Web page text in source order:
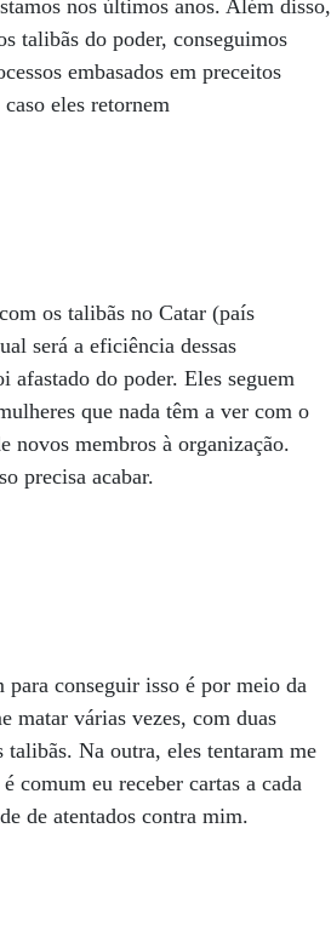
nos últimos anos. Além disso,
talibãs do poder, conseguimos
embasados em preceitos
eles retornem
os talibãs no Catar (país
será a eficiência dessas
afastado do poder. Eles seguem
que nada têm a ver com o
novos membros à organização.
precisa acabar.
conseguir isso é por meio da
matar várias vezes, com duas
Na outra, eles tentaram me
comum eu receber cartas a cada
de atentados contra mim.